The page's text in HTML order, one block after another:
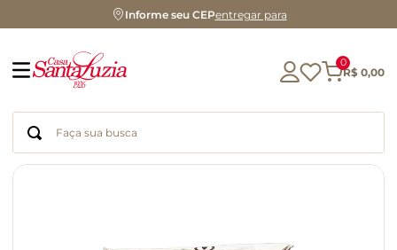
Informe seu CEPentregar para
0
R$ 0,00
Faça sua busca